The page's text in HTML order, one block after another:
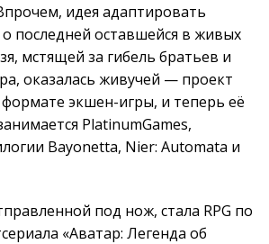
идея адаптировать
последней оставшейся в живых
мстящей за гибель братьев и
оказалась живучей — проект
формате экшен-игры, и теперь её
PlatinumGames,
Bayonetta, Nier: Automata и
под нож, стала RPG по
«Аватар: Легенда об